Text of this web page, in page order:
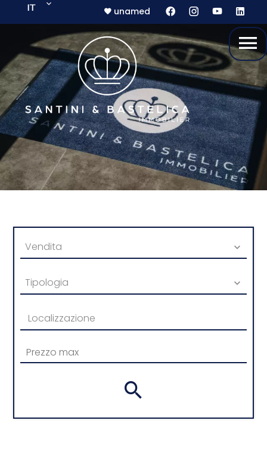
IT unamed
Vendita
Tipologia
Localizzazione